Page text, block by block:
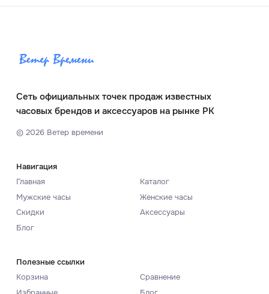
Сеть официальных точек продаж известных
часовых брендов и аксессуаров на рынке РК
© 2026Ветер времени
Навигация
Главная
Каталог
Мужские часы
Женские часы
Скидки
Аксессуары
Блог
Полезные ссылки
Корзина
Сравнение